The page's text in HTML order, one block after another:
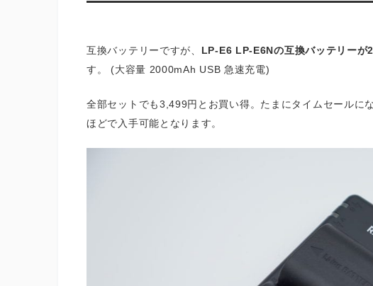
互換バッテリーですが、 LP-E6 LP-E6Nの互換バッテリーが
す。 (大容量 2000mAh USB 急速充電)
全部セットでも3,499円とお買い得。たまにタイムセールに
ほどで入手可能となります。